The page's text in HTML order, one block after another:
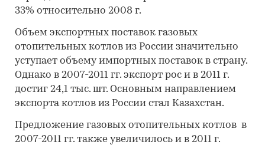
33% относительно 2008 г.
Объем экспортных поставок газовых
отопительных котлов из России значительно
уступает объему импортных поставок в страну.
Однако в 2007-2011 гг. экспорт рос и в 2011 г.
достиг 24,1 тыс. шт. Основным направлением
экспорта котлов из России стал Казахстан.
Предложение газовых отопительных котлов в
2007-2011 гг. также увеличилось и в 2011 г.